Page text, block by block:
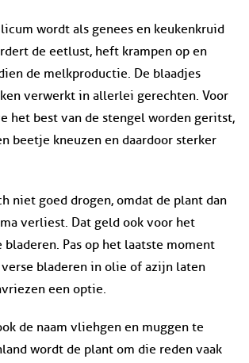
wordt als genees en keukenkruid
de eetlust, heft krampen op en
de melkproductie. De blaadjes
verwerkt in allerlei gerechten. Voor
het best van de stengel worden geritst,
beetje kneuzen en daardoor sterker
niet goed drogen, omdat de plant dan
verliest. Dat geld ook voor het
bladeren. Pas op het laatste moment
bladeren in olie of azijn laten
een optie.
de naam vliehgen en muggen te
wordt de plant om die reden vaak